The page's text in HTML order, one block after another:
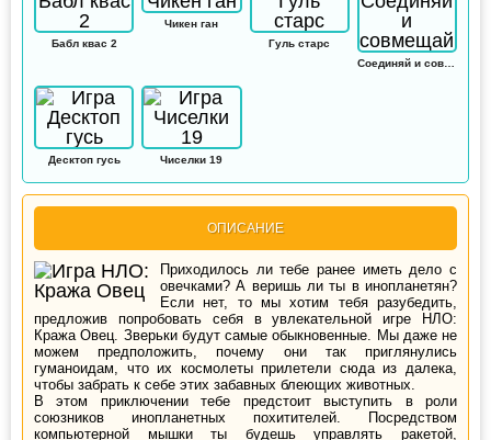
ОПИСАНИЕ
Приходилось ли тебе ранее иметь дело с
овечками? А веришь ли ты в инопланетян?
Если нет, то мы хотим тебя разубедить,
предложив попробовать себя в увлекательной игре НЛО:
Кража Овец. Зверьки будут самые обыкновенные. Мы даже не
можем предположить, почему они так приглянулись
гуманоидам, что их космолеты прилетели сюда из далека,
чтобы забрать к себе этих забавных блеющих животных.
В этом приключении тебе предстоит выступить в роли
союзников инопланетных похитителей. Посредством
компьютерной мышки ты будешь управлять ракетой,
Бабл квас 2
Чикен ган
Гуль старс
Соединяй и совмещай
Десктоп гусь Чиселки 19